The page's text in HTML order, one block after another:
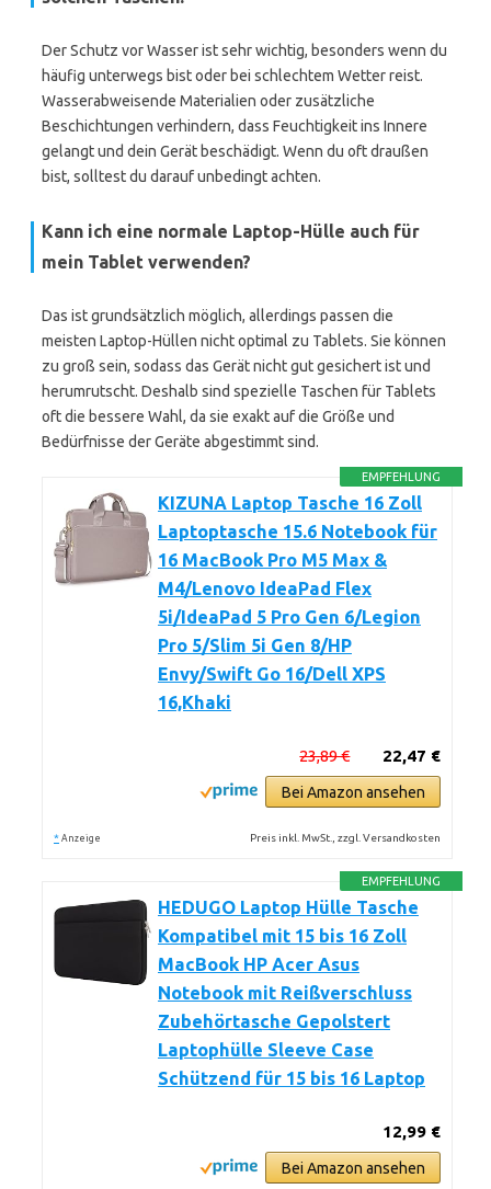
Der Schutz vor Wasser ist sehr wichtig, besonders wenn du
häufig unterwegs bist oder bei schlechtem Wetter reist.
Wasserabweisende Materialien oder zusätzliche
Beschichtungen verhindern, dass Feuchtigkeit ins Innere
gelangt und dein Gerät beschädigt. Wenn du oft draußen
bist, solltest du darauf unbedingt achten.
Kann ich eine normale Laptop-Hülle auch für
mein Tablet verwenden?
Das ist grundsätzlich möglich, allerdings passen die
meisten Laptop-Hüllen nicht optimal zu Tablets. Sie können
zu groß sein, sodass das Gerät nicht gut gesichert ist und
herumrutscht. Deshalb sind spezielle Taschen für Tablets
oft die bessere Wahl, da sie exakt auf die Größe und
Bedürfnisse der Geräte abgestimmt sind.
EMPFEHLUNG
KIZUNA Laptop Tasche 16 Zoll
Laptoptasche 15.6 Notebook für
16 MacBook Pro M5 Max &
M4/Lenovo IdeaPad Flex
5i/IdeaPad 5 Pro Gen 6/Legion
Pro 5/Slim 5i Gen 8/HP
Envy/Swift Go 16/Dell XPS
16,Khaki
22,47 €
23,89 €
Bei Amazon ansehen
* Anzeige Preis inkl. MwSt., zzgl. Versandkosten
EMPFEHLUNG
HEDUGO Laptop Hülle Tasche
Kompatibel mit 15 bis 16 Zoll
MacBook HP Acer Asus
Notebook mit Reißverschluss
Zubehörtasche Gepolstert
Laptophülle Sleeve Case
Schützend für 15 bis 16 Laptop
12,99 €
Bei Amazon ansehen